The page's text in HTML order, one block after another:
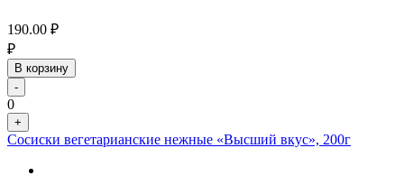
190.00 ₽
₽
В корзину
-
0
+
Сосиски вегетарианские нежные «Высший вкус», 200г